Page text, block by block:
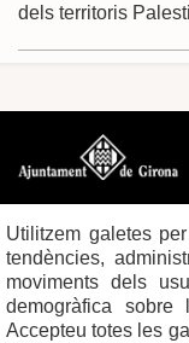
dels territoris
Utilitzem galetes
tendències,
moviments dels
demogràfica
Accepteu totes les